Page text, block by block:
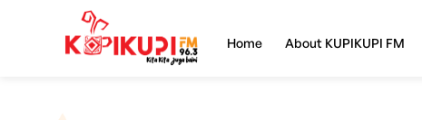
Home About KUPIKUPI FM